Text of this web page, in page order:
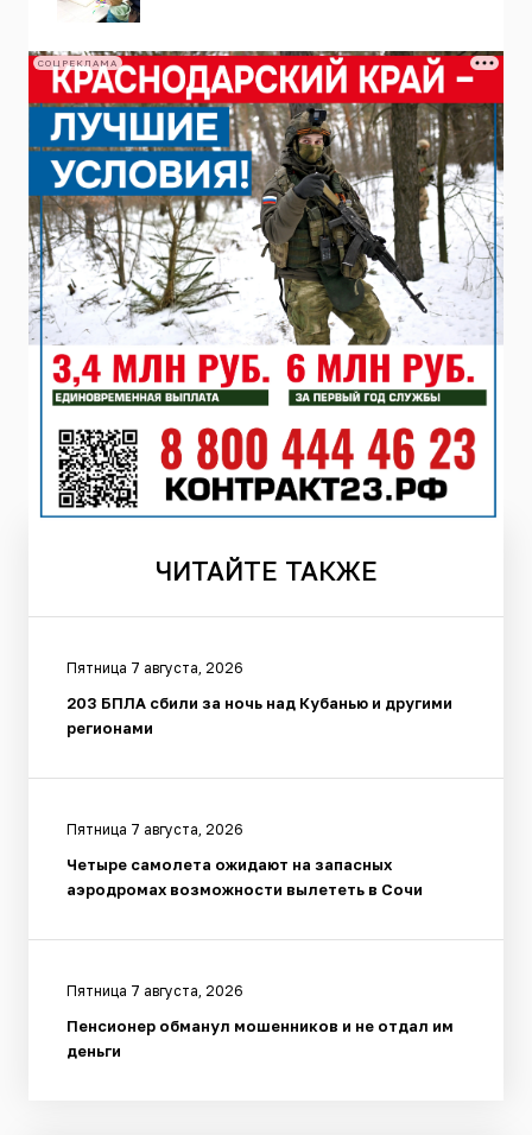
СОЦРЕКЛАМА
ЧИТАЙТЕ ТАКЖЕ
Пятница 7 августа, 2026
203 БПЛА сбили за ночь над Кубанью и другими
регионами
Пятница 7 августа, 2026
Четыре самолета ожидают на запасных
аэродромах возможности вылететь в Сочи
Пятница 7 августа, 2026
Пенсионер обманул мошенников и не отдал им
деньги